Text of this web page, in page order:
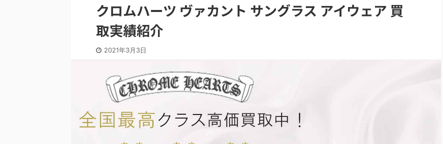
クロムハーツ ヴァカント サングラス アイウェア 買
取実績紹介
2021年3月3日